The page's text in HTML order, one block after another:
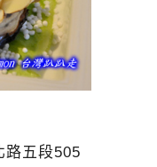
路五段505